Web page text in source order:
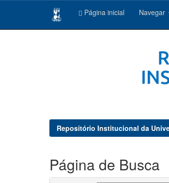
Página inicial Navegar
Repositório Institucional da
Página de Busca